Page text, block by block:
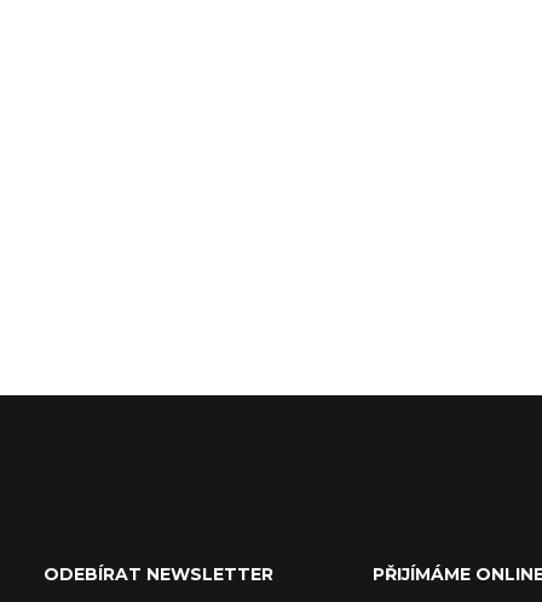
ODEBÍRAT NEWSLETTER PŘIJÍMÁME